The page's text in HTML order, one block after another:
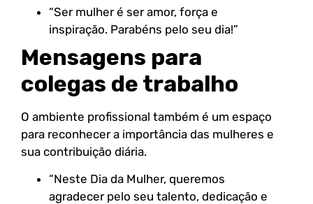
“Ser mulher é ser amor, força e
inspiração. Parabéns pelo seu dia!”
Mensagens para
colegas de trabalho
O ambiente profissional também é um espaço
para reconhecer a importância das mulheres e
sua contribuição diária.
“Neste Dia da Mulher, queremos
agradecer pelo seu talento, dedicação e